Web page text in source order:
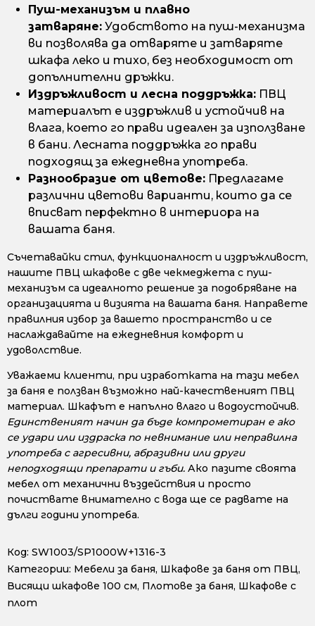
Пуш-механизъм и плавно
затваряне: Удобството на пуш-механизма
ви позволява да отваряте и затваряте
шкафа леко и тихо, без необходимост от
допълнителни дръжки.
Издръжливост и лесна поддръжка: ПВЦ
материалът е издръжлив и устойчив на
влага, което го прави идеален за използване
в бани. Лесната поддръжка го прави
подходящ за ежедневна употреба.
Разнообразие от цветове: Предлагаме
различни цветови варианти, които да се
вписват перфектно в интериора на
вашата баня.
Съчетавайки стил, функционалност и издръжливост,
нашите ПВЦ шкафове с две чекмеджета с пуш-
механизъм са идеалното решение за подобряване на
организацията и визията на вашата баня. Направете
правилния избор за вашето пространство и се
наслаждавайте на ежедневния комфорт и
удоволствие.
Уважаеми клиенти, при изработката на тази мебел
за баня е ползван възможно най-качественият ПВЦ
материал. Шкафът е напълно влаго и водоустойчив.
Единственият начин да бъде компрометиран е ако
се удари или издраска по невнимание или неправилна
употреба с агресивни, абразивни или други
неподходящи препарати и гъби. Ако пазите своята
мебел от механични въздействия и просто
почиствате внимателно с вода ще се радвате на
дълги години употреба.
Код: SW1003/SP1000W+1316-3
Категории: Мебели за баня, Шкафове за баня от ПВЦ,
Висящи шкафове 100 см, Плотове за баня, Шкафове с
плот